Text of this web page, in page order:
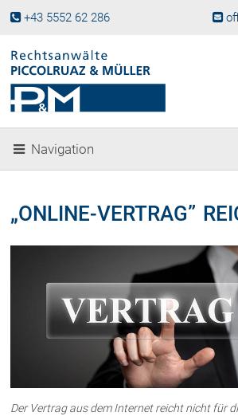
+43 5552 62 286
Fachgebiete
Gesellschaftsgründung &
Beteiligungen
Immobilienrecht, Bauträgerrecht
Ferienimmobilien in Vorarlberg
Familienrecht und Scheidungen
Prozessführung und
Schiedsgerichtsbarkeit
Skiunfälle in Österreich
Navigation
„ONLINE-VERTRAG”
Der Vertrag aus dem Internet reicht nicht für